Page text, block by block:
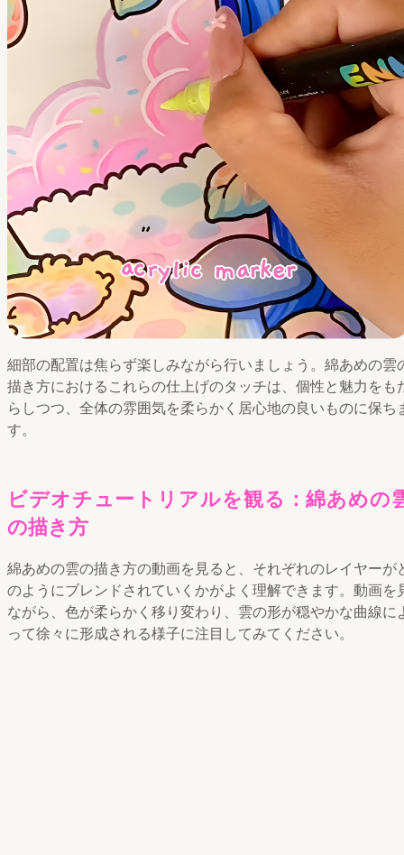
細部の配置は焦らず楽しみながら行いましょう。綿あめの雲
描き方におけるこれらの仕上げのタッチは、個性と魅力をも
らしつつ、全体の雰囲気を柔らかく居心地の良いものに保ち
す。
ビデオチュートリアルを観る：綿あめの
の描き方
綿あめの雲の描き方の動画を見ると、それぞれのレイヤーが
のようにブレンドされていくかがよく理解できます。動画を
ながら、色が柔らかく移り変わり、雲の形が穏やかな曲線に
って徐々に形成される様子に注目してみてください。